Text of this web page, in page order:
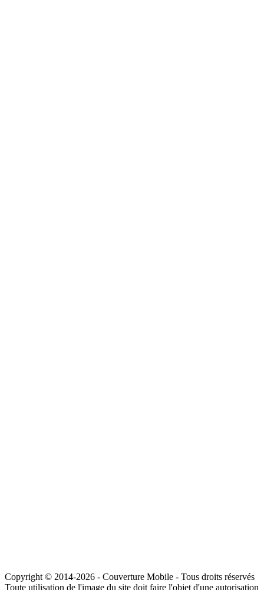
Copyright © 2014-2026 - Couverture Mobile - Tous droits réservés
Toute utilisation de l'image du site doit faire l'objet d'une autorisation